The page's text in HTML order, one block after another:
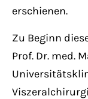
erschienen.
Zu Beginn
Prof. Dr. med.